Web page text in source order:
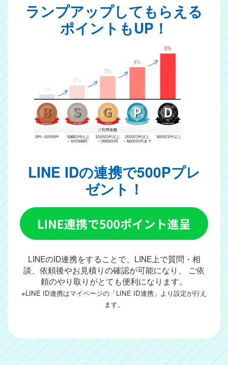
ランプアップしてもらえる
ポイントもUP！
LINE IDの連携で500Pプレ
ゼント！
LINEのID連携をすることで、LINE上で質問・相
談、依頼後やお見積りの確認が可能になり、
ご依
頼のやり取りがとても便利になります。
※LINE ID連携はマイページの「LINE ID連携」より設定が行え
ます。